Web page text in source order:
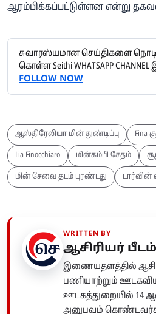
ஆரம்பிக்கப்பட்டுள்ளன என்று
சுவாரஸ்யமான செய்திகளை
கொள்ள Seithi WHATSAPP
FOLLOW NOW
ஆஸ்திரேலியா மின் துண்டிப்பு Fina
Lia Finocchiaro மின்கம்பி சேதம்
மின் சேவை தடம் புரண்டது டார்வின்
WRITTEN BY
ஆசிரியர் பீடம்
இணையதளத்தில்
பணியாற்றும்
ஊடகத்துறையில் 14
அனுபவம்